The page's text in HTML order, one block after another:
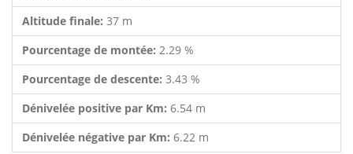
Altitude finale: 37 m
Pourcentage de montée: 2.29 %
Pourcentage de descente: 3.43 %
Dénivelée positive par Km: 6.54 m
Dénivelée négative par Km: 6.22 m